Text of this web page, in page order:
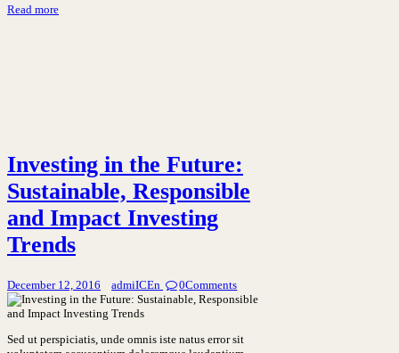
Read more
Investing in the Future:
Sustainable, Responsible
and Impact Investing
Trends
December 12, 2016 admiICEn 0Comments
Sed ut perspiciatis, unde omnis iste natus error sit